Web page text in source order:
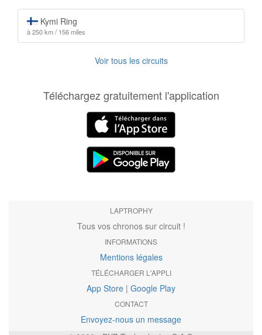
Kymi Ring
à 250 km / 156 miles
Voir tous les circuits
Téléchargez gratuitement l'application
LAPTROPHY
Tous vos chronos sur circuit !
INFORMATIONS
Mentions légales
TÉLÉCHARGER L'APPLI
App Store | Google Play
CONTACT
Envoyez-nous un message